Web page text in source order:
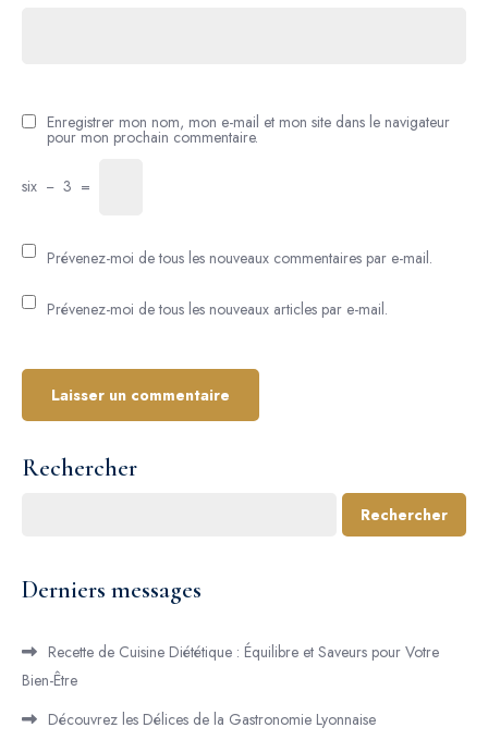
Enregistrer mon nom, mon e-mail et mon site dans le navigateur
pour mon prochain commentaire.
six − 3 =
Prévenez-moi de tous les nouveaux commentaires par e-mail.
Prévenez-moi de tous les nouveaux articles par e-mail.
Rechercher
Rechercher
Derniers messages
Recette de Cuisine Diététique : Équilibre et Saveurs pour Votre
Bien-Être
Découvrez les Délices de la Gastronomie Lyonnaise